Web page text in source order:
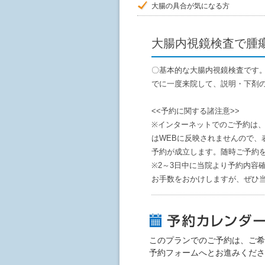
大腸の具合が気になる方
大腸内視鏡検査で腫
〇基本的な大腸内視鏡検査です
でに一度来院して、説明・下剤
<<予約に関する諸注意>>
※インターネットでのご予約は
はWEBに反映されませんので
予約が成立します。随時ご予約
※2～3日中に当院より予約内容
お手数をおかけしますが、ぜひ
このプランでのご予約は、ご
予約フォームへとお進みくだ